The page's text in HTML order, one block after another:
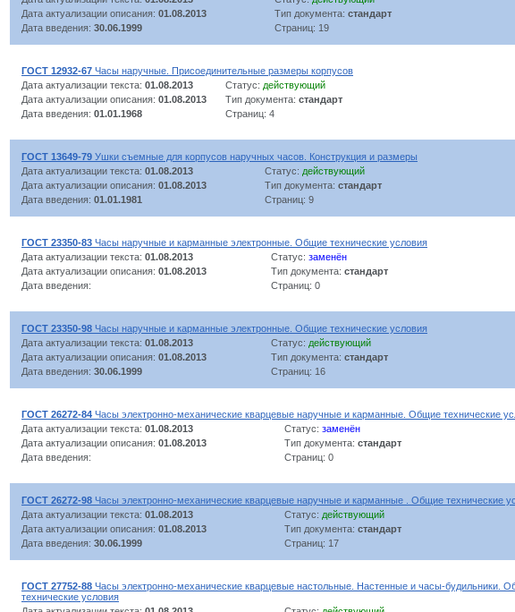
Дата актуализации описания: 01.08.2013 Тип документа: стандарт
Дата введения: 30.06.1999 Страниц: 19
ГОСТ 12932-67 Часы наручные. Присоединительные размеры корпусов
Дата актуализации текста: 01.08.2013 Статус: действующий
Дата актуализации описания: 01.08.2013 Тип документа: стандарт
Дата введения: 01.01.1968 Страниц: 4
ГОСТ 13649-79 Ушки съемные для корпусов наручных часов. Конструкция и размеры
Дата актуализации текста: 01.08.2013 Статус: действующий
Дата актуализации описания: 01.08.2013 Тип документа: стандарт
Дата введения: 01.01.1981 Страниц: 9
ГОСТ 23350-83 Часы наручные и карманные электронные. Общие технические условия
Дата актуализации текста: 01.08.2013 Статус: заменён
Дата актуализации описания: 01.08.2013 Тип документа: стандарт
Дата введения:
Страниц: 0
ГОСТ 23350-98 Часы наручные и карманные электронные. Общие технические условия
Дата актуализации текста: 01.08.2013 Статус: действующий
Дата актуализации описания: 01.08.2013 Тип документа: стандарт
Дата введения: 30.06.1999 Страниц: 16
ГОСТ 26272-84 Часы электронно-механические кварцевые наручные и карманные. Общие технические
Дата актуализации текста: 01.08.2013 Статус: заменён
Дата актуализации описания: 01.08.2013 Тип документа: стандарт
Дата введения:
Страниц: 0
ГОСТ 26272-98 Часы электронно-механические кварцевые наручные и карманные . Общие технические
Дата актуализации текста: 01.08.2013 Статус: действующий
Дата актуализации описания: 01.08.2013 Тип документа: стандарт
Дата введения: 30.06.1999 Страниц: 17
ГОСТ 27752-88 Часы электронно-механические кварцевые настольные. Настенные и часы-будильники.
технические условия